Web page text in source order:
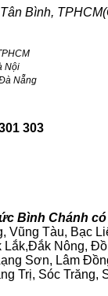
Bình,
Nội
Nẵng
303
Bình Chánh
Vũng Tàu, Bạc
Nông,
Sơn, Lâm
Trị, Sóc